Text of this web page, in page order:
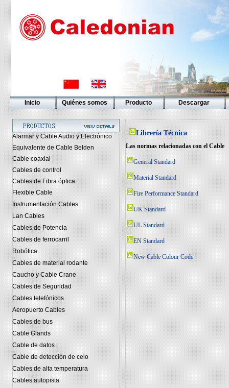
Inicio Quiénes somos Producto Descargar
Alarmar y Cable Audio y Electrónico
Equivalente de Cable Belden
Cable coaxial
Cables de control
Cables de Fibra óptica
Flexible Cable
Instrumentación Cables
Lan Cables
Cables de Potencia
Cables de ferrocarril
Robótica
Cables de material rodante
Caucho y Cable Crane
Cables de Seguridad
Cables telefónicos
Aeropuerto Cables
Cables de bus
Cable Glands
Cable de datos
Cable de detección de celo
Cables de alta temperatura
Cables autopista
Librería Técnica
Las normas relacionadas con el Cable
General Standard
Material Standard
Fire Performance Standard
UK Standard
UL Standard
EN Standard
New Cable Colour Code